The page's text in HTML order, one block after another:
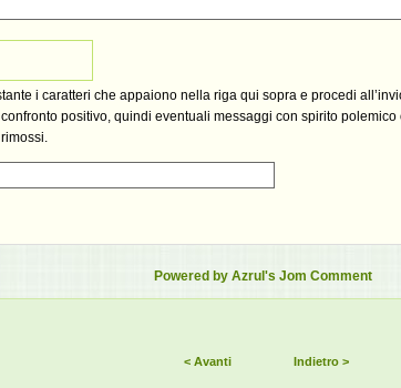
i caratteri che appaiono nella riga qui sopra e procedi
positivo, quindi eventuali messaggi con spirito
Powered by Azrul's Jom Comment
< Avanti Indietro >